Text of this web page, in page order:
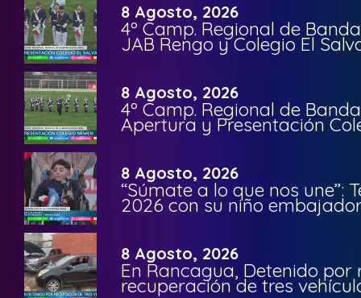
8 Agosto, 2026
4º Camp. Regional de
JAB Rengo y Colegio El
8 Agosto, 2026
4º Camp. Regional de
Apertura y Presentación
8 Agosto, 2026
“Súmate a lo que nos une”:
2026 con su niño
8 Agosto, 2026
En Rancagua, Detenido por
recuperación de tres